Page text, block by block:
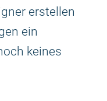
erstellen
ein
keines